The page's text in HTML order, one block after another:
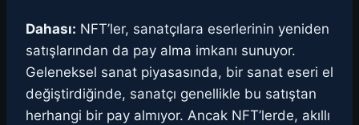
Dahası: NFT’ler, sanatçılara eserlerinin yeniden
satışlarından da pay alma imkanı sunuyor.
Geleneksel sanat piyasasında, bir sanat eseri el
değiştirdiğinde, sanatçı genellikle bu satıştan
herhangi bir pay almıyor. Ancak NFT’lerde, akıllı